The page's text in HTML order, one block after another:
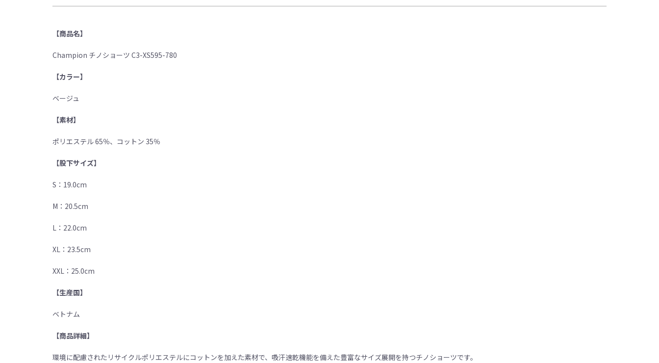
【商品名】
Champion チノショーツ C3-XS595-780
【カラー】
ベージュ
【素材】
ポリエステル 65％、コットン 35％
【股下サイズ】
S：19.0cm
M：20.5cm
L：22.0cm
XL：23.5cm
XXL：25.0cm
【生産国】
ベトナム
【商品詳細】
環境に配慮されたリサイクルポリエステルにコットンを加えた素材で、吸汗速乾機能を備えた豊富なサイズ展開を持つチノショーツです。